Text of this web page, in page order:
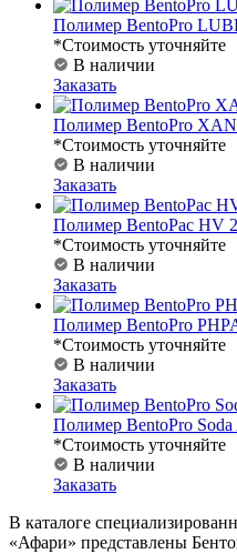
Полимер BentoPro
*Стоимость уточняйте
В наличии
Заказать
Полимер BentoPro
*Стоимость уточняйте
В наличии
Заказать
Полимер BentoPac HV
*Стоимость уточняйте
В наличии
Заказать
Полимер BentoPro
*Стоимость уточняйте
В наличии
Заказать
Полимер BentoPro
*Стоимость уточняйте
В наличии
Заказать
В каталоге
«Афари» представлены